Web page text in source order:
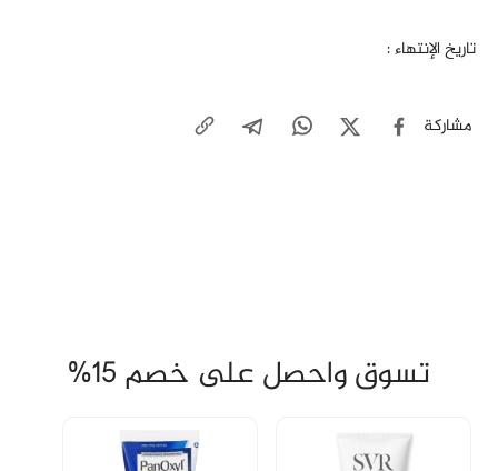
تاريخ الإنتهاء :
مشاركة
تسوق واحصل على خصم 15%